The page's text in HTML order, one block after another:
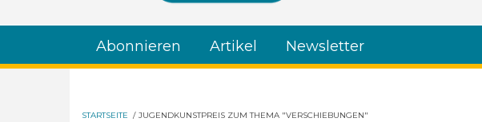
Abonnieren Artikel Newsletter
STARTSEITE / JUGENDKUNSTPREIS ZUM THEMA "VERSCHIEBUNGEN"